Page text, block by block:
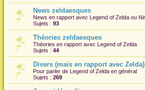
News zeldaesques
News en rapport avec Legend of Zelda ou
Sujets : 93
Théories zeldaesques
Théories en rapport avec Legend of Zelda
Sujets : 44
Divers (mais en rapport avec
Pour parler de Legend of Zelda en général
Sujets : 269